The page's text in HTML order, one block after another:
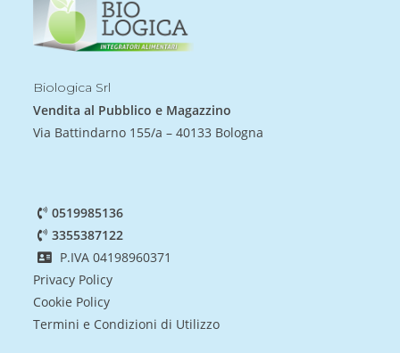
Biologica Srl
Vendita al Pubblico e Magazzino
Via Battindarno 155/a – 40133 Bologna
0519985136
3355387122
P.IVA 04198960371
Privacy Policy
Cookie Policy
Termini e Condizioni di Utilizzo